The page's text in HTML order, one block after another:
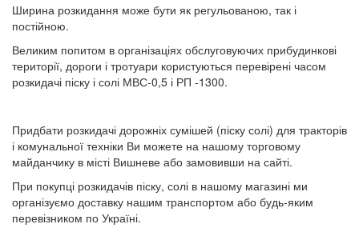
Ширина розкидання може бути як регульованою, так і
постійною.
Великим попитом в організаціях обслуговуючих прибудинкові
території, дороги і тротуари користуються перевірені часом
розкидачі піску і солі МВС-0,5 і РП -1300.
Придбати розкидачі дорожніх сумішей (піску солі) для тракторів
і комунальної техніки Ви можете на нашому торговому
майданчику в місті Вишневе або замовивши на сайті.
При покупці розкидачів піску, солі в нашому магазині ми
організуємо доставку нашим транспортом або будь-яким
перевізником по Україні.